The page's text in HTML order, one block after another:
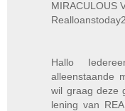
MIRACULOUS
Hallo
alleenstaande
wil graag deze
lening van